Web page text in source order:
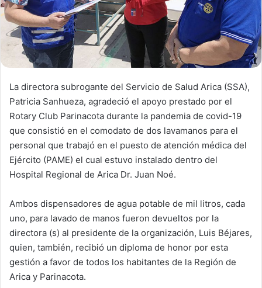
l
La directora subrogante del Servicio de Salud Arica (SSA),
Patricia Sanhueza, agradeció el apoyo prestado por el
Rotary Club Parinacota durante la pandemia de covid-19
que consistió en el comodato de dos lavamanos para el
personal que trabajó en el puesto de atención médica del
Ejército (PAME) el cual estuvo instalado dentro del
Hospital Regional de Arica Dr. Juan Noé.
Ambos dispensadores de agua potable de mil litros, cada
uno, para lavado de manos fueron devueltos por la
directora (s) al presidente de la organización, Luis Béjares,
quien, también, recibió un diploma de honor por esta
gestión a favor de todos los habitantes de la Región de
Arica y Parinacota.